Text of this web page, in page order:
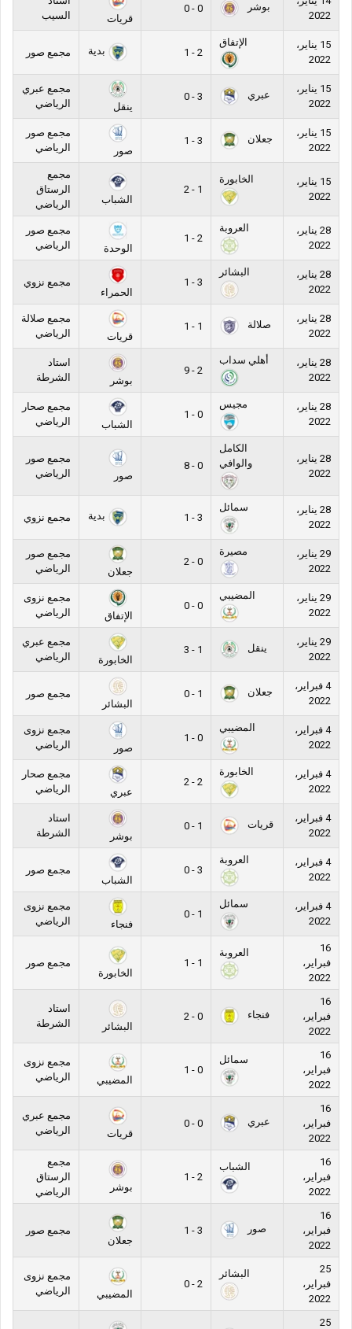
2022
بوشر
0 - 0
قريات
السيب
15 يناير،
2022
الإتفاق
2 - 1
بدية مجمع صور
15 يناير،
2022
عبري
3 - 0
ينقل
مجمع عبري
الرياضي
15 يناير،
2022
جعلان
3 - 1
صور
مجمع صور
الرياضي
15 يناير،
2022
الخابورة
1 - 2
الشباب
مجمع
الرستاق
الرياضي
28 يناير،
2022
العروبة
2 - 1
الوحدة
مجمع صور
الرياضي
28 يناير،
2022
البشائر
3 - 1
الحمراء
مجمع نزوي
28 يناير،
2022
صلالة
1 - 1
قريات
مجمع صلالة
الرياضي
28 يناير،
2022
أهلي سداب
2 - 9
بوشر
استاد
الشرطة
28 يناير،
2022
مجيس
0 - 1
الشباب
مجمع صحار
الرياضي
28 يناير،
2022
الكامل
والوافي
0 - 8
صور
مجمع صور
الرياضي
28 يناير،
2022
سمائل
3 - 1
بدية مجمع نزوي
29 يناير،
2022
مصيرة
0 - 2
جعلان
مجمع صور
الرياضي
29 يناير،
2022
المضيبي
0 - 0
الإتفاق
مجمع نزوى
الرياضي
29 يناير،
2022
ينقل
1 - 3
الخابورة
مجمع عبري
الرياضي
4 فبراير،
2022
جعلان
1 - 0
البشائر
مجمع صور
4 فبراير،
2022
المضيبي
0 - 1
صور
مجمع نزوى
الرياضي
4 فبراير،
2022
الخابورة
2 - 2
عبري
مجمع صحار
الرياضي
4 فبراير،
2022
قريات
1 - 0
بوشر
استاد
الشرطة
4 فبراير،
2022
العروبة
3 - 0
الشباب
مجمع صور
4 فبراير،
2022
سمائل
1 - 0
فنجاء
مجمع نزوى
الرياضي
16
فبراير،
2022
العروبة
1 - 1
الخابورة
مجمع صور
16
فبراير،
2022
فنجاء
0 - 2
البشائر
استاد
الشرطة
16
فبراير،
2022
سمائل
0 - 1
المضيبي
مجمع نزوى
الرياضي
16
فبراير،
2022
عبري
0 - 0
قريات
مجمع عبري
الرياضي
16
فبراير،
2022
الشباب
2 - 1
بوشر
مجمع
الرستاق
الرياضي
16
فبراير،
2022
صور
3 - 1
جعلان
مجمع صور
25
فبراير،
2022
البشائر
2 - 0
المضيبي
مجمع نزوى
الرياضي
25